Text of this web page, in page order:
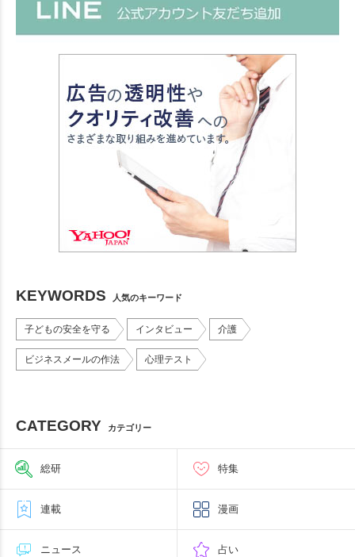
KEYWORDS 人気のキーワード
子どもの安全を守る インタビュー 介護
ビジネスメールの作法 心理テスト
CATEGORY カテゴリー
総研 特集
連載 漫画
ニュース 占い